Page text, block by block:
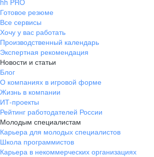
hh PRO
Готовое резюме
Все сервисы
Хочу у вас работать
Производственный календарь
Экспертная рекомендация
Новости и статьи
Блог
О компаниях в игровой форме
Жизнь в компании
ИТ-проекты
Рейтинг работодателей России
Молодым специалистам
Карьера для молодых специалистов
Школа программистов
Карьера в некоммерческих организациях